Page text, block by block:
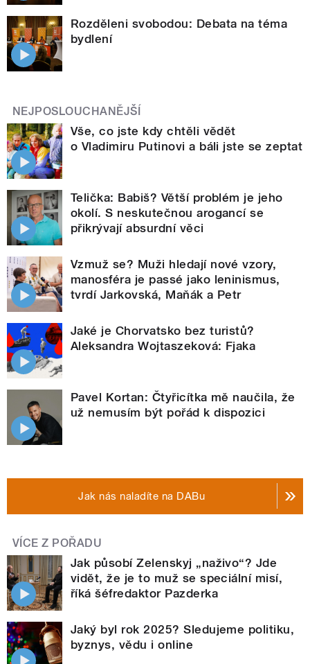
Rozděleni svobodou: Debata na téma
bydlení
NEJPOSLOUCHANĚJŠÍ
Vše, co jste kdy chtěli vědět
o Vladimiru Putinovi a báli jste se zeptat
Telička: Babiš? Větší problém je jeho
okolí. S neskutečnou arogancí se
přikrývají absurdní věci
Vzmuž se? Muži hledají nové vzory,
manosféra je passé jako leninismus,
tvrdí Jarkovská, Maňák a Petr
Jaké je Chorvatsko bez turistů?
Aleksandra Wojtaszeková: Fjaka
Pavel Kortan: Čtyřicítka mě naučila, že
už nemusím být pořád k dispozici
Jak nás naladíte na DABu
VÍCE Z POŘADU
Jak působí Zelenskyj „naživo“? Jde
vidět, že je to muž se speciální misí,
říká šéfredaktor Pazderka
Jaký byl rok 2025? Sledujeme politiku,
byznys, vědu i online